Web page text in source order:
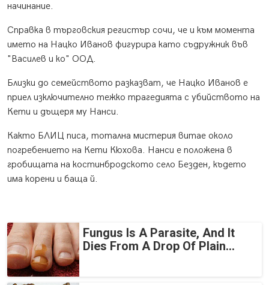
начинание.
Справка в търговския регистър сочи, че и към момента
името на Нацко Иванов фигурира като съдружник във
"Василев и ко" ООД.
Близки до семейството разказват, че Нацко Иванов е
приел изключително тежко трагедията с убийството на
Кети и дъщеря му Нанси.
Както БЛИЦ писа, тотална мистерия витае около
погребението на Кети Кюхова. Нанси е положена в
гробищата на костинбродското село Безден, където
има корени и баща й.
Fungus Is A Parasite, And It
Dies From A Drop Of Plain...